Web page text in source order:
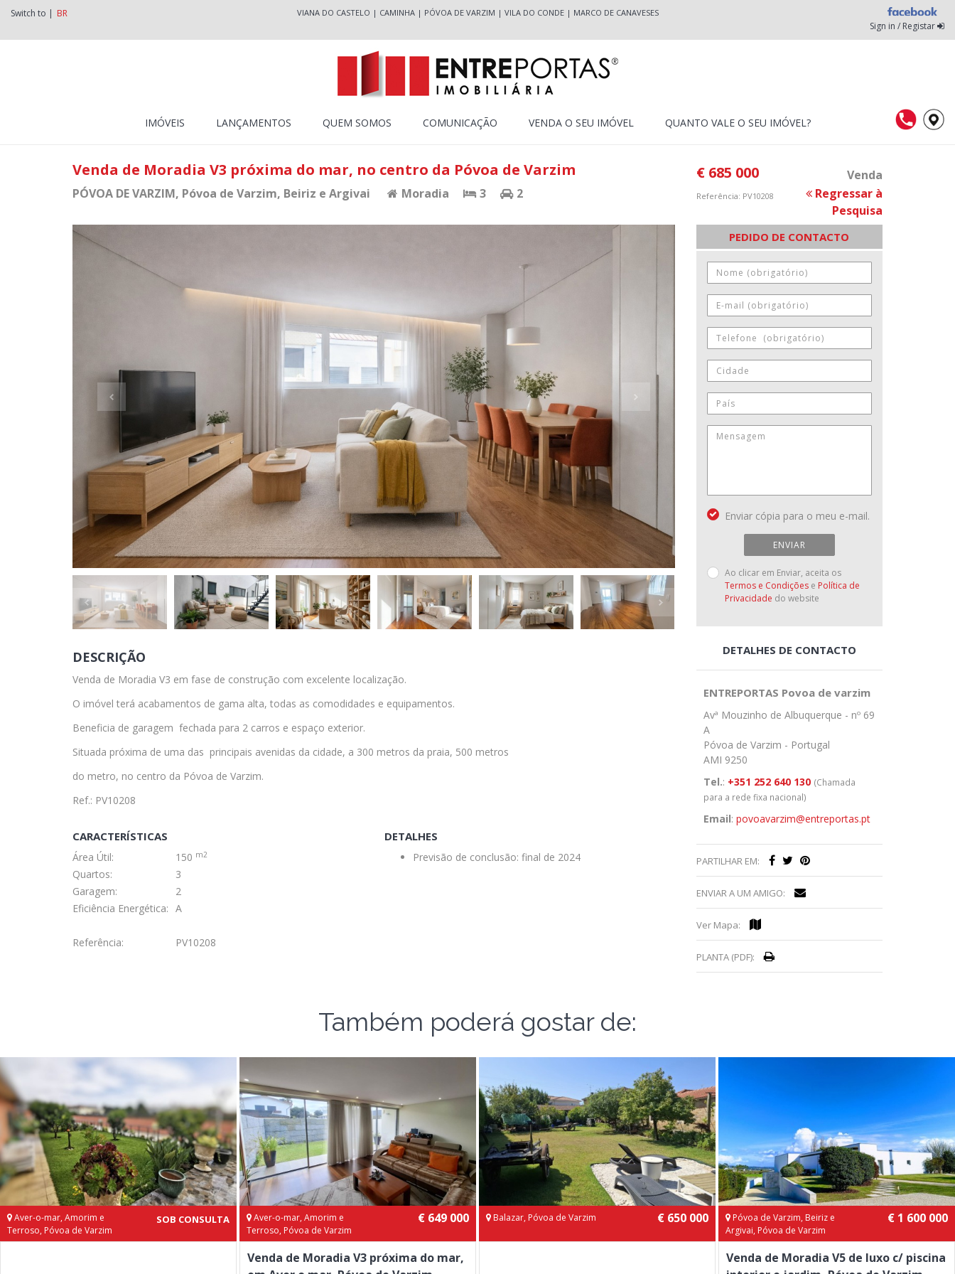
Switch to | BR VIANA DO CASTELO | CAMINHA| PÓVOA DE VARZIM | VILA DO CONDE| MARCO DE CANAVESES
Sign in / Registar
IMÓVEIS LANÇAMENTOS QUEM SOMOS COMUNICAÇÃO VENDA O SEU IMÓVEL QUANTO VALE O SEU IMÓVEL?
Venda de Moradia V3 próxima do mar, no centro da Póvoa de Varzim
PÓVOA DE VARZIM, Póvoa de Varzim, Beiriz e Argivai Moradia 3 2
€ 685 000 Venda
Referência: PV10208
Regressar à
Pesquisa
DESCRIÇÃO
Venda de Moradia V3 em fase de construção com excelente localização.
O imóvel terá acabamentos de gama alta, todas as comodidades e equipamentos.
Beneficia de garagem fechada para 2 carros e espaço exterior.
Situada próxima de uma das principais avenidas da cidade, a 300 metros da praia, 500 metros
do metro, no centro da Póvoa de Varzim.
Ref.: PV10208
CARACTERÍSTICAS
Área Útil: 150 m2
Quartos:
3
Garagem:
2
Eficiência Energética: A
Referência: PV10208
DETALHES
Previsão de conclusão: final de 2024
PEDIDO DE CONTACTO
Enviar cópia para o meu e-mail.
ENVIAR
Ao clicar em Enviar, aceita os
Termos e Condiçõese Política de
Privacidade do website
DETALHES DE CONTACTO
ENTREPORTAS Povoa de varzim
Avª Mouzinho de Albuquerque - nº 69
A
Póvoa de Varzim - Portugal
AMI 9250
Tel.: +351 252 640 130 (Chamada
para a rede fixa nacional)
Email: povoavarzim@entreportas.pt
PARTILHAR EM:
ENVIAR A UM AMIGO:
Ver Mapa:
PLANTA (PDF):
Também poderá gostar de:
Aver-o-mar, Amorim e
Terroso, Póvoa de Varzim
SOB CONSULTA
Aver-o-mar, Amorim e
Terroso, Póvoa de Varzim
€ 649 000
Venda de Moradia V3 próxima do mar,
Balazar, Póvoa de Varzim € 650 000
Póvoa de Varzim, Beiriz e
Argivai, Póvoa de Varzim
€ 1 600 000
Venda de Moradia V5 de luxo c/ piscina